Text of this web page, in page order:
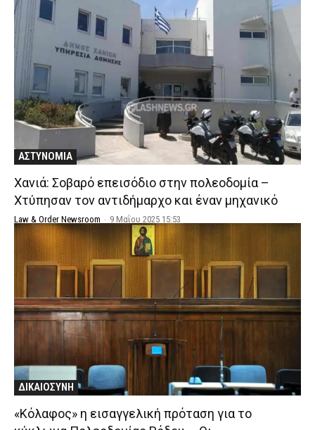
ΑΣΤΥΝΟΜΙΑ
Χανιά: Σοβαρό επεισόδιο στην πολεοδομία –
Χτύπησαν τον αντιδήμαρχο και έναν μηχανικό
Law & Order Newsroom - 9 Μαΐου 2025 15:53
ΔΙΚΑΙΟΣΥΝΗ
«Κόλαφος» η εισαγγελική πρόταση για το